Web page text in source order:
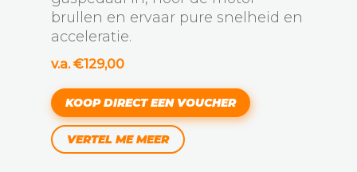
brullen en ervaar pure snelheid en
acceleratie.
v.a. €129,00
KOOP DIRECT EEN VOUCHER
VERTEL ME MEER